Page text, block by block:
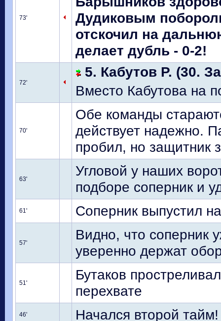
73'
Дудиковым
отскочил на
делает дубль - 0-2!
72'
5. Кабутов Р. (30.
Вместо Кабутова на
70'
Обе команды
действует надежно.
пробил, но защитник
63'
Угловой у наших
подборе соперник и
61' Соперник выпустил
57'
Видно, что соперник
уверенно держат
51'
Бутаков
перехвате
46' Начался второй тайм!